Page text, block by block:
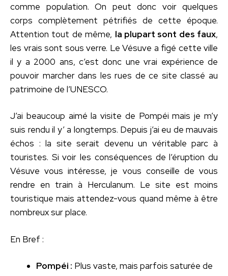
comme population. On peut donc voir quelques
corps complètement pétrifiés de cette époque.
Attention tout de même, la plupart sont des faux,
les vrais sont sous verre. Le Vésuve a figé cette ville
il y a 2000 ans, c’est donc une vrai expérience de
pouvoir marcher dans les rues de ce site classé au
patrimoine de l’UNESCO.
J’ai beaucoup aimé la visite de Pompéi mais je m’y
suis rendu il y’ a longtemps. Depuis j’ai eu de mauvais
échos : la site serait devenu un véritable parc à
touristes. Si voir les conséquences de l’éruption du
Vésuve vous intéresse, je vous conseille de vous
rendre en train à Herculanum. Le site est moins
touristique mais attendez-vous quand même à être
nombreux sur place.
En Bref :
Pompéi : Plus vaste, mais parfois saturée de